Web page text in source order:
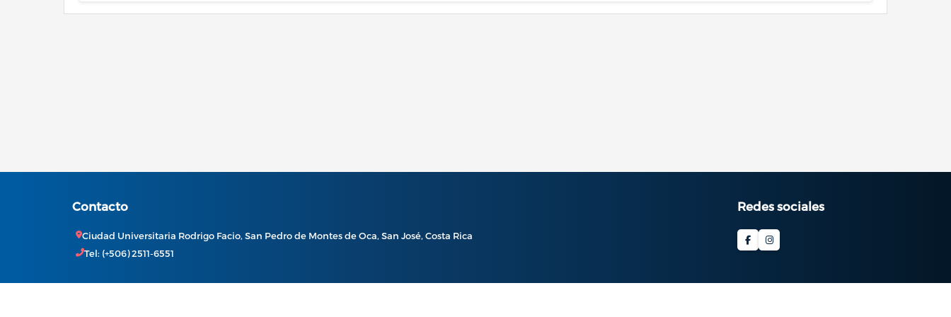
Contacto
Ciudad Universitaria Rodrigo Facio, San Pedro de Montes de Oca, San José, Costa Rica
Tel: (+506) 2511-6551
Redes sociales